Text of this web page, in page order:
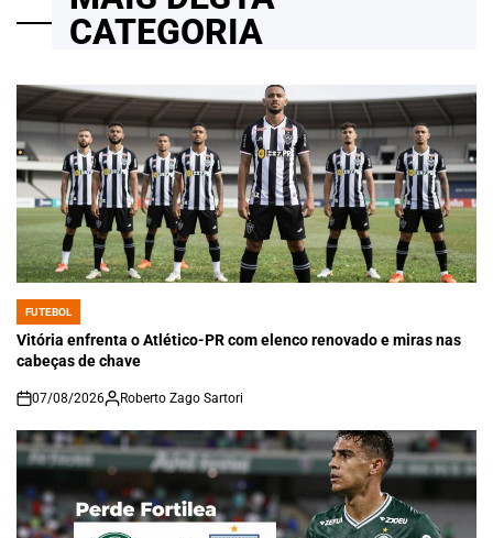
CATEGORIA
POSTED
IN
FUTEBOL
Vitória enfrenta o Atlético-PR com elenco renovado e miras nas
cabeças de chave
on
07/08/2026 Roberto Zago Sartori